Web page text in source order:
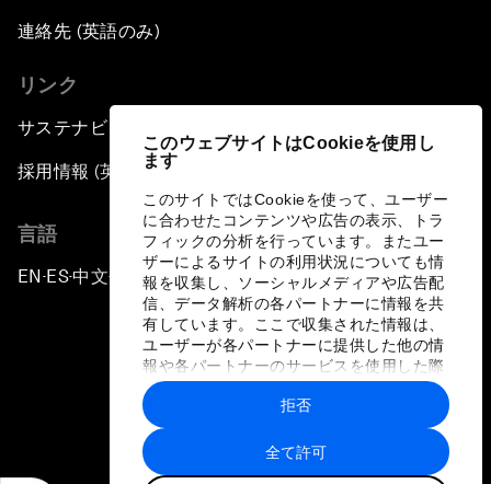
このウェブサイトはCookieを使用し
ます
このサイトではCookieを使って、ユーザー
に合わせたコンテンツや広告の表示、トラ
フィックの分析を行っています。またユー
ザーによるサイトの利用状況についても情
報を収集し、ソーシャルメディアや広告配
信、データ解析の各パートナーに情報を共
有しています。ここで収集された情報は、
ユーザーが各パートナーに提供した他の情
報や各パートナーのサービスを使用した際
に収集された情報と組み合わされ、各パー
トナーによって使用されることがありま
す。
全て許可
拒否
連絡先 (英語のみ)
リンク
サステナビリティへの取り組み
採用情報 (英語のみ)
言語
EN ▪ES▪中文▪ 日本語
プライバシーポリシーと利用規約
サイトマップ